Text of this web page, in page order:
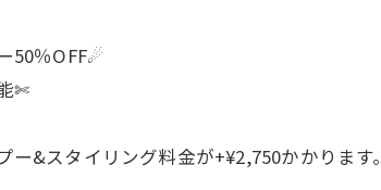
50％OFF☄︎
✄
&スタイリング料金が+¥2,750かかります。